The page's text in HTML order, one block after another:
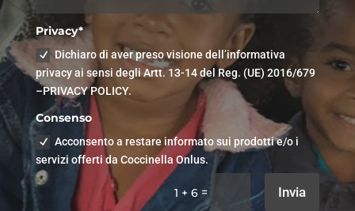
Privacy*
Dichiaro di aver preso visione dell’informativa
privacy ai sensi degli Artt. 13-14 del Reg. (UE) 2016/679
–PRIVACY POLICY.
Consenso
Acconsento a restare informato sui prodotti e/o i
servizi offerti da Coccinella Onlus.
1 + 6 = Invia